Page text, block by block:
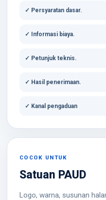
✓ Persyaratan dasar.
✓ Informasi biaya.
✓ Petunjuk teknis.
✓ Hasil penerimaan.
✓ Kanal pengaduan
COCOK UNTUK
Satuan PAUD
Logo, warna, susunan